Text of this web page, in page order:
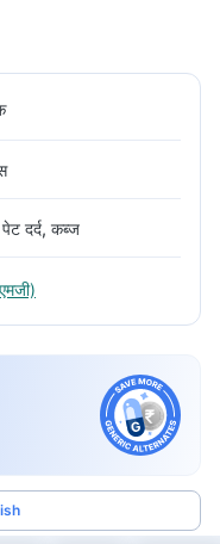
दर्द, कब्ज